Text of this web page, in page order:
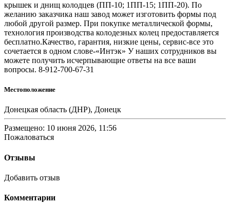
крышек и днищ колодцев (ПП-10; 1ПП-15; 1ПП-20). По
желанию заказчика наш завод может изготовить формы под
любой другой размер. При покупке металлической формы,
технология производства колодезных колец предоставляется
бесплатно.Качество, гарантия, низкие цены, сервис-все это
сочетается в одном слове-«Интэк» У наших сотрудников вы
можете получить исчерпывающие ответы на все ваши
вопросы. 8-912-700-67-31
Местоположение
Донецкая область (ДНР), Донецк
Размещено: 10 июня 2026, 11:56
Пожаловаться
Отзывы
Добавить отзыв
Комментарии